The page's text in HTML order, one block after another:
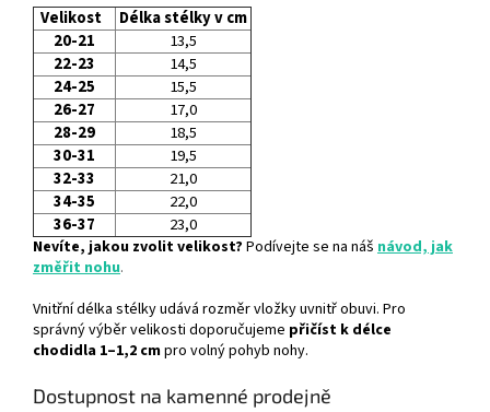
Velikost
Délka stélky v cm
20-21
13,5
22-23
14,5
24-25
15,5
26-27
17,0
28-29
18,5
30-31
19,5
32-33
21,0
34-35
22,0
36-37
23,0
Nevíte, jakou zvolit velikost? Podívejte se na náš návod, jak
změřit nohu.
Vnitřní délka stélky udává rozměr vložky uvnitř obuvi. Pro
správný výběr velikosti doporučujeme přičíst k délce
chodidla 1–1,2 cmpro volný pohyb nohy.
Dostupnost na kamenné prodejně